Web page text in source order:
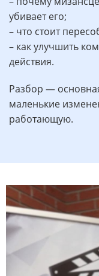
убивает его;
– что стоит
– как улучшить
действия.
Разбор —
маленькие
работающую.